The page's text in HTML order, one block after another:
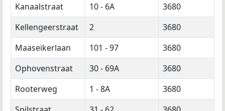
Kanaalstraat
10 - 6A
3680
Kellengeerstraat
2
3680
Maaseikerlaan
101 - 97
3680
Ophovenstraat
30 - 69A
3680
Rooterweg
1 - 8A
3680